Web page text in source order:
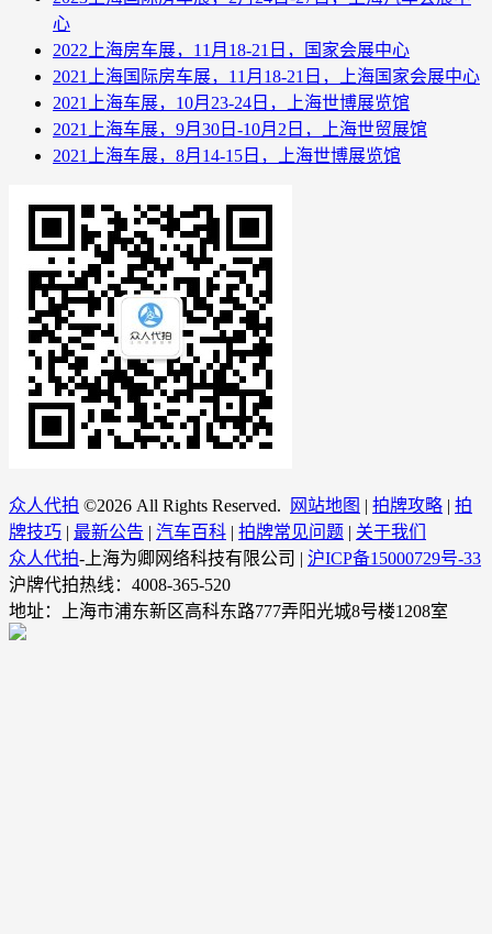
心
2022上海房车展，11月18-21日，国家会展中心
2021上海国际房车展，11月18-21日，上海国家会展中心
2021上海车展，10月23-24日，上海世博展览馆
2021上海车展，9月30日-10月2日，上海世贸展馆
2021上海车展，8月14-15日，上海世博展览馆
众人代拍 ©2026 All Rights Reserved. 网站地图 | 拍牌攻略 | 拍
牌技巧 | 最新公告 | 汽车百科 | 拍牌常见问题 | 关于我们
众人代拍-上海为卿网络科技有限公司 | 沪ICP备15000729号-33
沪牌代拍热线：4008-365-520
地址：上海市浦东新区高科东路777弄阳光城8号楼1208室